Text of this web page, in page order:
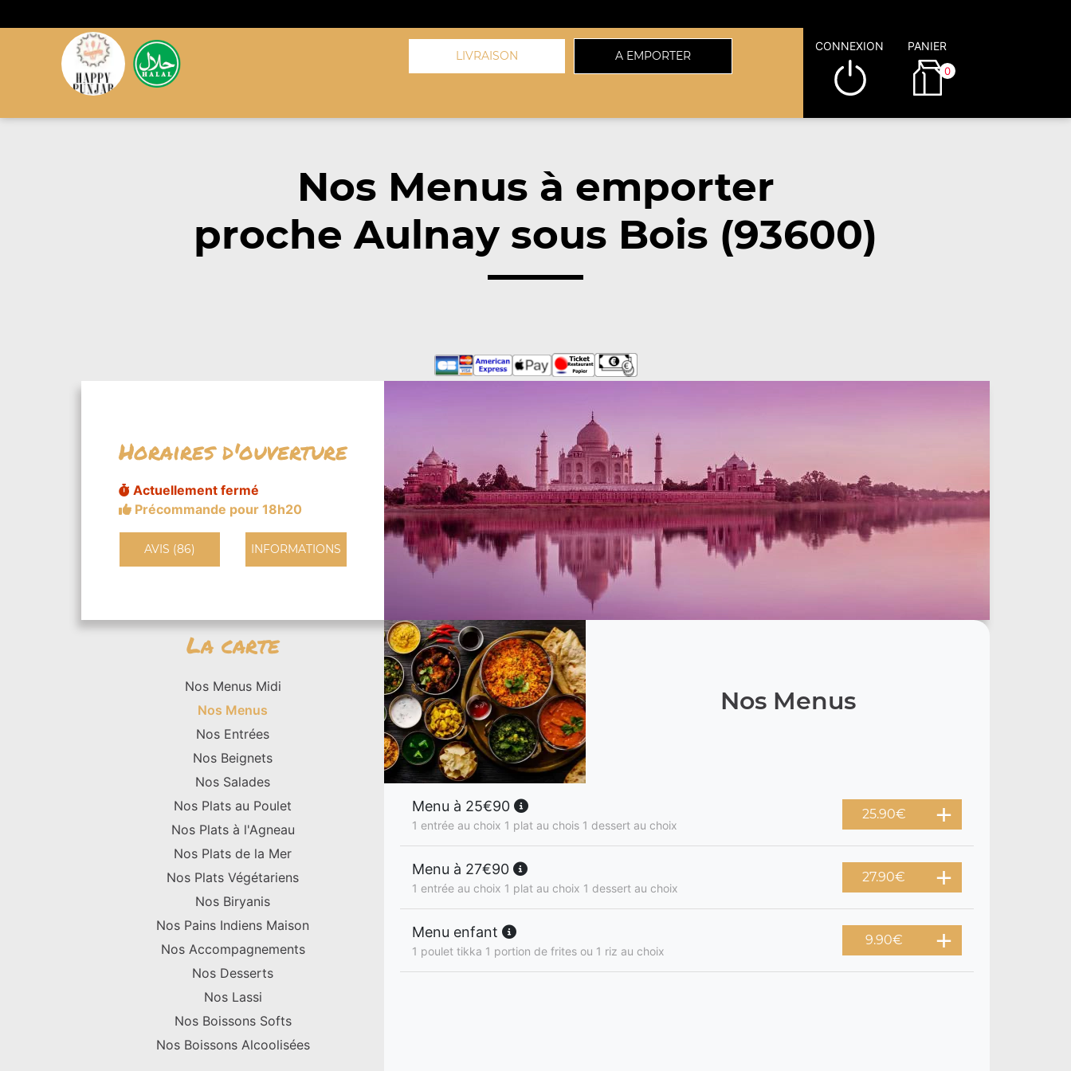
LIVRAISON A EMPORTER
CONNEXION PANIER
0
Nos Menus à emporter
proche Aulnay sous Bois (93600)
Horaires d'ouverture
Actuellement fermé
Précommande pour 18h20
AVIS (86) INFORMATIONS
La carte
Nos Menus Midi
Nos Menus
Nos Entrées
Nos Beignets
Nos Salades
Nos Plats au Poulet
Nos Plats à l'Agneau
Nos Plats de la Mer
Nos Plats Végétariens
Nos Biryanis
Nos Pains Indiens Maison
Nos Accompagnements
Nos Desserts
Nos Lassi
Nos Boissons Softs
Nos Boissons Alcoolisées
Nos Menus
Menu à 25€90
1 entrée au choix 1 plat au chois 1 dessert au choix
25.90€
Menu à 27€90
1 entrée au choix 1 plat au choix 1 dessert au choix
27.90€
Menu enfant
1 poulet tikka 1 portion de frites ou 1 riz au choix
9.90€